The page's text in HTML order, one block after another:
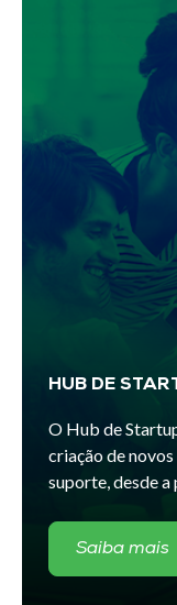
HUB DE
O Hub de
criação de
suporte, desde
Saiba mais